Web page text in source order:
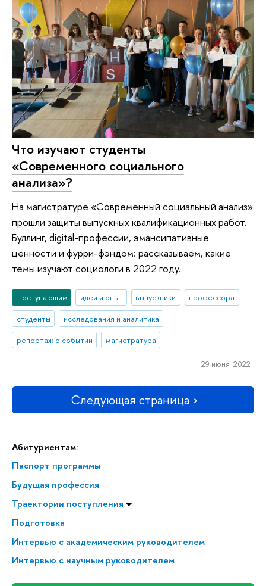
Абитуриентам:
Паспорт программы
Будущая профессия
Траектории поступления
Подготовка
Интервью с академическим руководителем
Интервью с научным руководителем
Что изучают студенты
«Современного социального
анализа»?
На магистратуре «Современный социальный анализ»
прошли защиты выпускных квалификационных работ.
Буллинг, digital-профессии, эмансипативные
ценности и фурри-фэндом: рассказываем, какие
темы изучают социологи в 2022 году.
Поступающим идеи и опыт выпускники
профессора
студенты
исследования и аналитика
репортаж о событии
магистратура
29 июня 2022
Следующая страница